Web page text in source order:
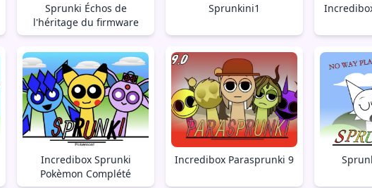
Sprunki Échos de
l'héritage du firmware
Sprunkini1
Incredibox Sprunki
Pokèmon Complété
Incredibox Parasprunki 9